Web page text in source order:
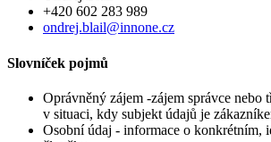
+420 602 283 989
ondrej.blail@innone.cz
Slovníček pojmů
Oprávněný zájem -zájem správce nebo
v situaci, kdy subjekt údajů je
Osobní údaj - informace o konkrétním,